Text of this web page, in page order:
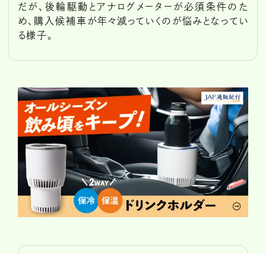
だが、後輪駆動とアナログメーターが必須条件のた
め、購入候補車が年々減っていくのが悩みとなってい
る様子。